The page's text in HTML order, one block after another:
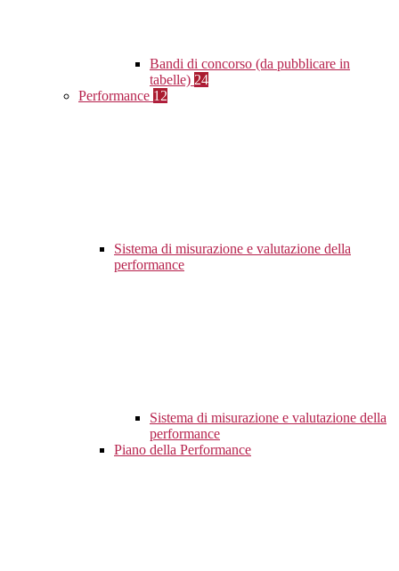
Bandi di concorso (da pubblicare in
tabelle) 24
Performance 12
Sistema di misurazione e valutazione della
performance
Sistema di misurazione e valutazione della
performance
Piano della Performance